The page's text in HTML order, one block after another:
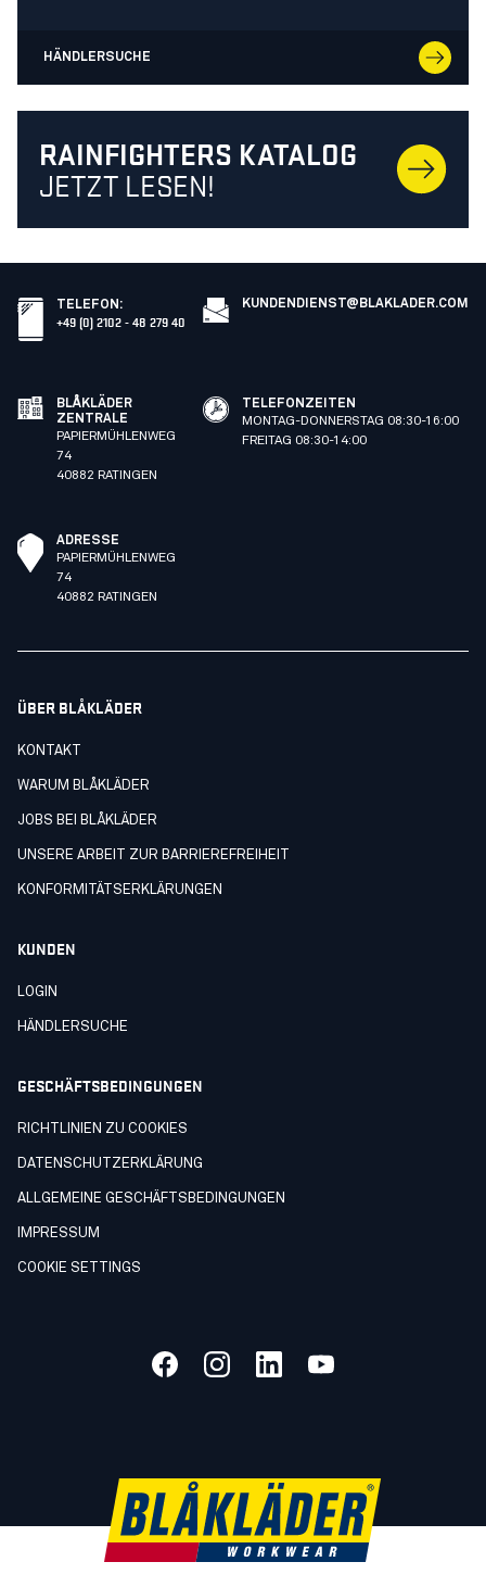
HÄNDLERSUCHE
RAINFIGHTERS KATALOG
JETZT LESEN!
TELEFON :
+49 (0) 2102 - 48 279 40
KUNDENDIENST@BLAKLADER.COM
BLÅKLÄDER
ZENTRALE
PAPIERMÜHLENWEG
74
40882 RATINGEN
TELEFONZEITEN
MONTAG-DONNERSTAG 08:30-16:00
FREITAG 08:30-14:00
ADRESSE
PAPIERMÜHLENWEG
74
40882 RATINGEN
ÜBER BLÅKLÄDER
KONTAKT
WARUM BLÅKLÄDER
JOBS BEI BLÅKLÄDER
UNSERE ARBEIT ZUR BARRIEREFREIHEIT
KONFORMITÄTSERKLÄRUNGEN
KUNDEN
LOGIN
HÄNDLERSUCHE
GESCHÄFTSBEDINGUNGEN
RICHTLINIEN ZU COOKIES
DATENSCHUTZERKLÄRUNG
ALLGEMEINE GESCHÄFTSBEDINGUNGEN
IMPRESSUM
COOKIE SETTINGS